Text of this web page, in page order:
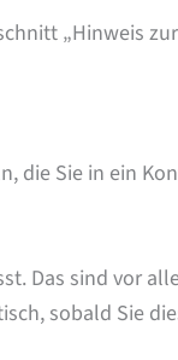
„Hinweis
die Sie in ein
Das sind vor
sobald Sie